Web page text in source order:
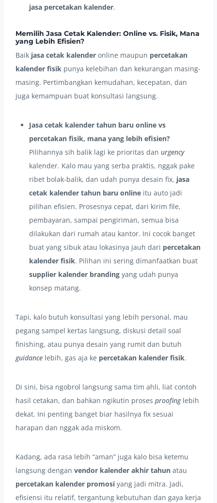
jasa percetakan kalender.
Memilih Jasa Cetak Kalender: Online vs. Fisik, Mana
yang Lebih Efisien?
Baik jasa cetak kalender online maupun percetakan
kalender fisik punya kelebihan dan kekurangan masing-
masing. Pertimbangkan kemudahan, kecepatan, dan
juga kemampuan buat konsultasi langsung.
Jasa cetak kalender tahun baru online vs
percetakan fisik, mana yang lebih efisien?
Pilihannya sih balik lagi ke prioritas dan urgency
kalender. Kalo mau yang serba praktis, nggak pake
ribet bolak-balik, dan udah punya desain fix, jasa
cetak kalender tahun baru online itu auto jadi
pilihan efisien. Prosesnya cepat, dari kirim file,
pembayaran, sampai pengiriman, semua bisa
dilakukan dari rumah atau kantor. Ini cocok banget
buat yang sibuk atau lokasinya jauh dari percetakan
kalender fisik. Pilihan ini sering dimanfaatkan buat
supplier kalender branding yang udah punya
konsep matang.
Tapi, kalo butuh konsultasi yang lebih personal, mau
pegang sampel kertas langsung, diskusi detail soal
finishing, atau punya desain yang rumit dan butuh
guidance lebih, gas aja ke percetakan kalender fisik.
Di sini, bisa ngobrol langsung sama tim ahli, liat contoh
hasil cetakan, dan bahkan ngikutin proses proofinglebih
dekat. Ini penting banget biar hasilnya fix sesuai
harapan dan nggak ada miskom.
Kadang, ada rasa lebih “aman” juga kalo bisa ketemu
langsung dengan vendor kalender akhir tahun atau
percetakan kalender promosi yang jadi mitra. Jadi,
efisiensi itu relatif, tergantung kebutuhan dan gaya kerja